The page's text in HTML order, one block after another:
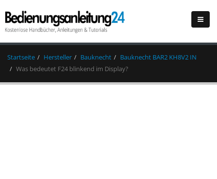
Startseite Hersteller Bauknecht
Bauknecht BAR2 KH8V2 IN
Was bedeutet F24 blinkend im Display?